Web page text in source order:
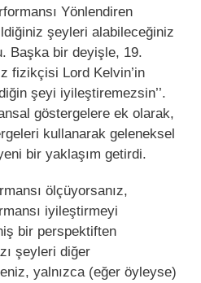
Yönlendiren
şeyleri alabileceğiniz
Başka bir deyişle, 19.
fizikçisi Lord Kelvin’in
şeyi iyileştiremezsin’’.
göstergelere ek olarak,
kullanarak geleneksel
bir yaklaşım getirdi.
ölçüyorsanız,
iyileştirmeyi
bir perspektiften
şeyleri diğer
yalnızca (eğer öyleyse)